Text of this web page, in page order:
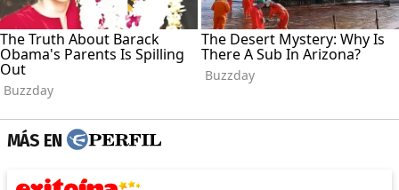
MÁS EN